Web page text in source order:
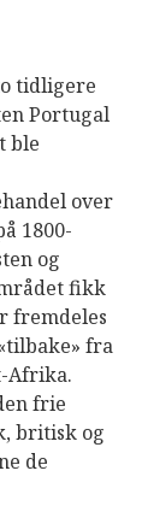
tidligere
Portugal
ble
over
1800-
og
fikk
fremdeles
fra
Afrika.
frie
britisk og
de